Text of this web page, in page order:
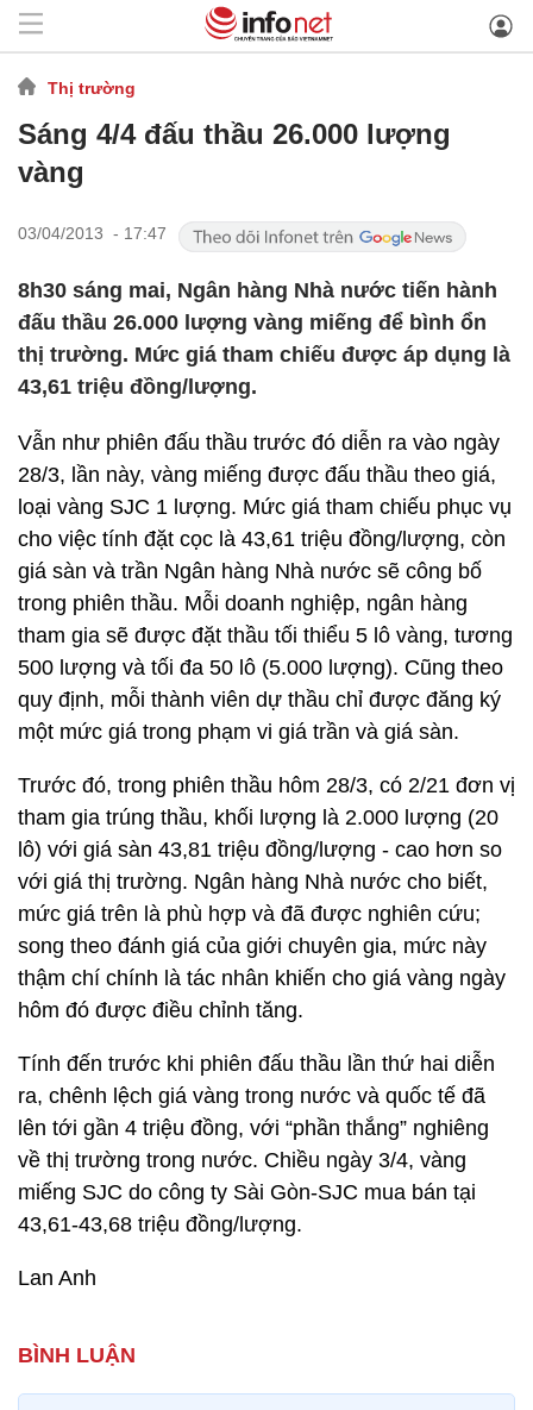
Thị trường
Sáng 4/4 đấu thầu 26.000 lượng
vàng
03/04/2013 - 17:47
8h30 sáng mai, Ngân hàng Nhà nước tiến hành
đấu thầu 26.000 lượng vàng miếng để bình ổn
thị trường. Mức giá tham chiếu được áp dụng là
43,61 triệu đồng/lượng.
Vẫn như phiên đấu thầu trước đó diễn ra vào ngày
28/3, lần này, vàng miếng được đấu thầu theo giá,
loại vàng SJC 1 lượng. Mức giá tham chiếu phục vụ
cho việc tính đặt cọc là 43,61 triệu đồng/lượng, còn
giá sàn và trần Ngân hàng Nhà nước sẽ công bố
trong phiên thầu. Mỗi doanh nghiệp, ngân hàng
tham gia sẽ được đặt thầu tối thiểu 5 lô vàng, tương
500 lượng và tối đa 50 lô (5.000 lượng). Cũng theo
quy định, mỗi thành viên dự thầu chỉ được đăng ký
một mức giá trong phạm vi giá trần và giá sàn.
Trước đó, trong phiên thầu hôm 28/3, có 2/21 đơn vị
tham gia trúng thầu, khối lượng là 2.000 lượng (20
lô) với giá sàn 43,81 triệu đồng/lượng - cao hơn so
với giá thị trường. Ngân hàng Nhà nước cho biết,
mức giá trên là phù hợp và đã được nghiên cứu;
song theo đánh giá của giới chuyên gia, mức này
thậm chí chính là tác nhân khiến cho giá vàng ngày
hôm đó được điều chỉnh tăng.
Tính đến trước khi phiên đấu thầu lần thứ hai diễn
ra, chênh lệch giá vàng trong nước và quốc tế đã
lên tới gần 4 triệu đồng, với “phần thắng” nghiêng
về thị trường trong nước. Chiều ngày 3/4, vàng
miếng SJC do công ty Sài Gòn-SJC mua bán tại
43,61-43,68 triệu đồng/lượng.
Lan Anh